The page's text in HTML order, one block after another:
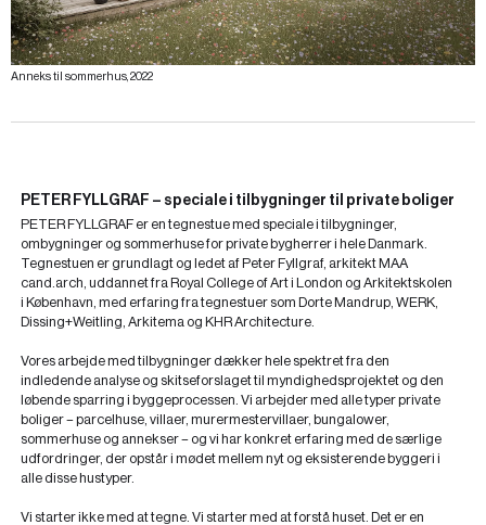
Anneks til sommerhus, 2022
PETER FYLLGRAF – speciale i tilbygninger til private boliger
PETER FYLLGRAF er en tegnestue med speciale i tilbygninger,
ombygninger og sommerhuse for private bygherrer i hele Danmark.
Tegnestuen er grundlagt og ledet af Peter Fyllgraf, arkitekt MAA
cand.arch, uddannet fra Royal College of Art i London og Arkitektskolen
i København, med erfaring fra tegnestuer som Dorte Mandrup, WERK,
Dissing+Weitling, Arkitema og KHR Architecture.
Vores arbejde med tilbygninger dækker hele spektret fra den
indledende analyse og skitseforslaget til myndighedsprojektet og den
løbende sparring i byggeprocessen. Vi arbejder med alle typer private
boliger – parcelhuse, villaer, murermestervillaer, bungalower,
sommerhuse og annekser – og vi har konkret erfaring med de særlige
udfordringer, der opstår i mødet mellem nyt og eksisterende byggeri i
alle disse hustyper.
Vi starter ikke med at tegne. Vi starter med at forstå huset. Det er en